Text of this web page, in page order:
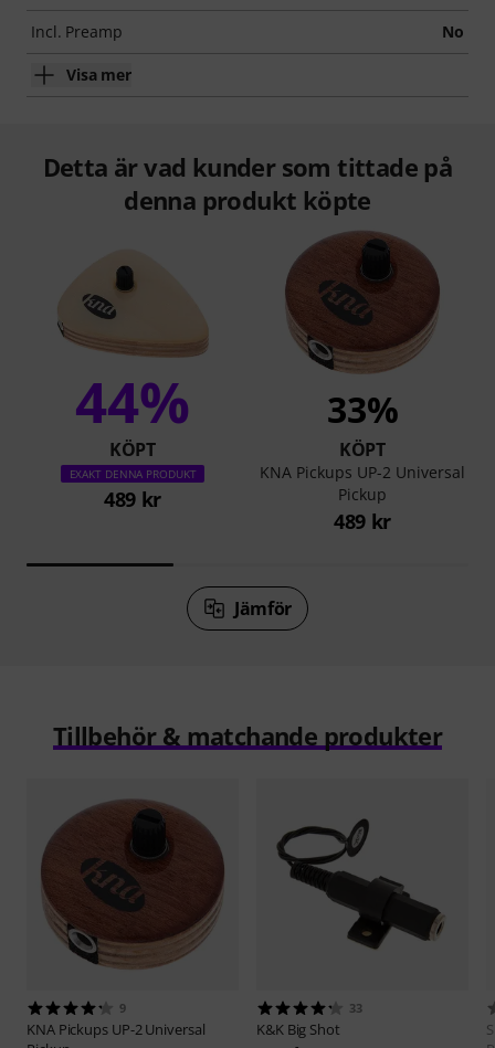
Incl. Preamp No
Visa mer
Detta är vad kunder som tittade på
denna produkt köpte
44%
KÖPT
EXAKT DENNA PRODUKT
489 kr
33%
KÖPT
KNA Pickups UP-2 Universal
Pickup
489 kr
Jämför
Tillbehör & matchande produkter
9
KNA Pickups UP-2 Universal
33
K&K Big Shot